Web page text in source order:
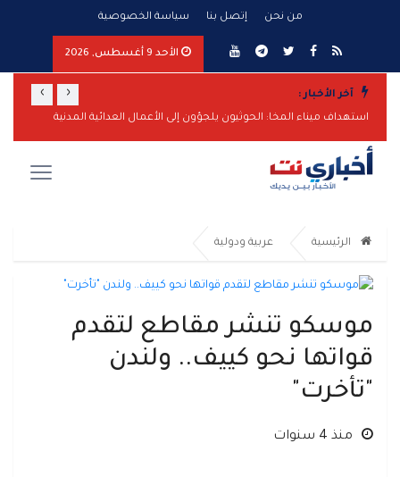
من نحن إتصل بنا سياسة الخصوصية
الأحد 9 أغسطس, 2026
آخر الأخبار :
استهداف ميناء المخا: الحوثيون يلجؤون إلى الأعمال العدائية المدنية
‹
›
الرئيسية عربية ودولية
موسكو تنشر مقاطع لتقدم
قواتها نحو كييف.. ولندن
"تأخرت"
منذ 4 سنوات